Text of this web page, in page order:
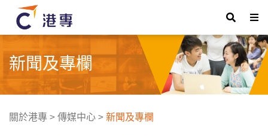
新聞及專欄
關於港專>傳媒中心>新聞及專欄